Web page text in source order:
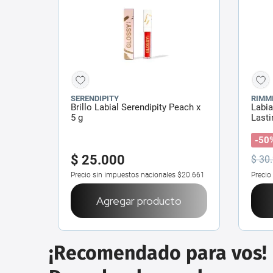
SERENDIPITY
Brillo Labial Serendipity Peach x
5 g
$ 25.000
Precio sin impuestos nacionales $20.661
Agregar producto
-
$ 30.
¡Recomendado para vos!